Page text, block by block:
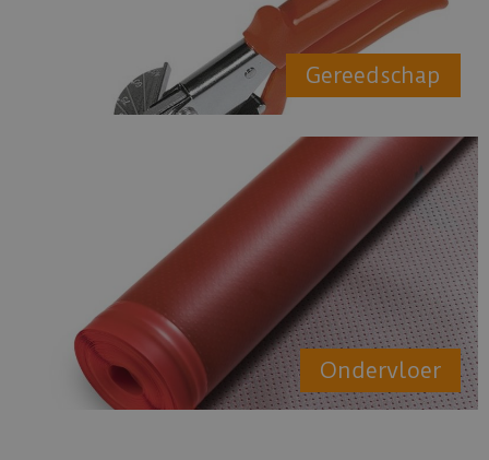
Gereedschap
Ondervloer